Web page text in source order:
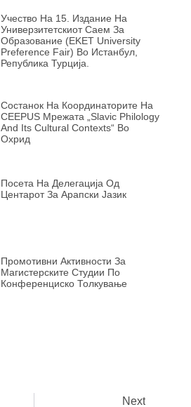
Учество На 15. Издание На
Универзитетскиот Саем За
Образование (EKET University
Preference Fair) Во Истанбул,
Република Турција.
Состанок На Координаторите На
CEEPUS Мрежата „Slavic Philology
And Its Cultural Contexts“ Во
Охрид
Посета На Делегација Од
Центарот За Арапски Јазик
Промотивни Активности За
Магистерските Студии По
Конференциско Толкување
Next